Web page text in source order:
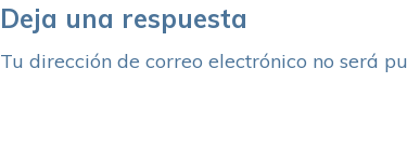
Deja una respuesta
Tu dirección de correo electrónico no será